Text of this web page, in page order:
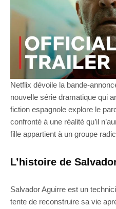
Netflix dévoile la bande-
nouvelle série dramatique qui
fiction espagnole explore le
confronté à une réalité qu’il
fille appartient à un groupe
L’histoire de
Salvador Aguirre est un
tente de reconstruire sa vie